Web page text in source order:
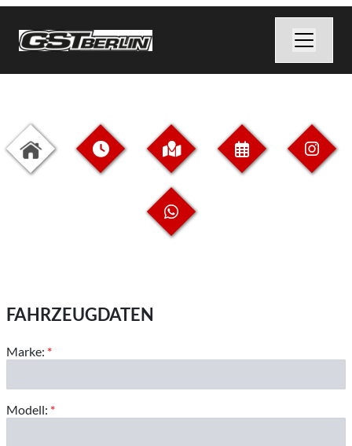
FAHRZEUGDATEN
Marke: *
Modell: *